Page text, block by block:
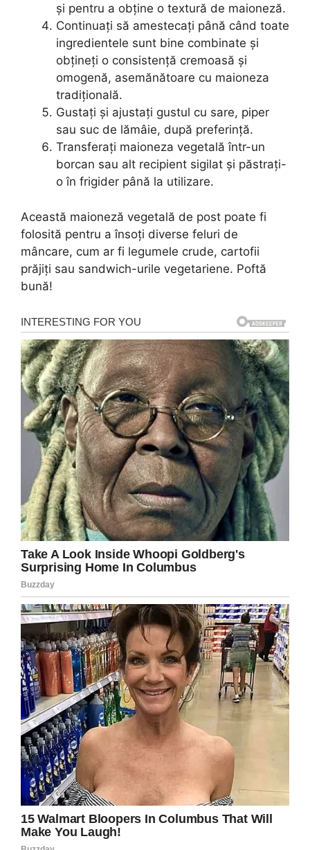
și pentru a obține o textură de maioneză.
Continuați să amestecați până când toate
ingredientele sunt bine combinate și
obțineți o consistență cremoasă și
omogenă, asemănătoare cu maioneza
tradițională.
Gustați și ajustați gustul cu sare, piper
sau suc de lămâie, după preferință.
Transferați maioneza vegetală într-un
borcan sau alt recipient sigilat și păstrați-
o în frigider până la utilizare.
Această maioneză vegetală de post poate fi
folosită pentru a însoți diverse feluri de
mâncare, cum ar fi legumele crude, cartofii
prăjiți sau sandwich-urile vegetariene. Poftă
bună!